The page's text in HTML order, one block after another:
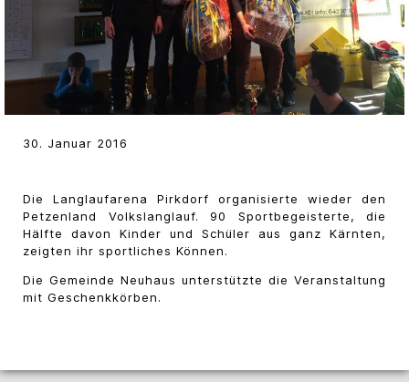
30. Januar 2016
Die Langlaufarena Pirkdorf organisierte wieder den
Petzenland Volkslanglauf. 90 Sportbegeisterte, die
Hälfte davon Kinder und Schüler aus ganz Kärnten,
zeigten ihr sportliches Können.
Die Gemeinde Neuhaus unterstützte die Veranstaltung
mit Geschenkkörben.